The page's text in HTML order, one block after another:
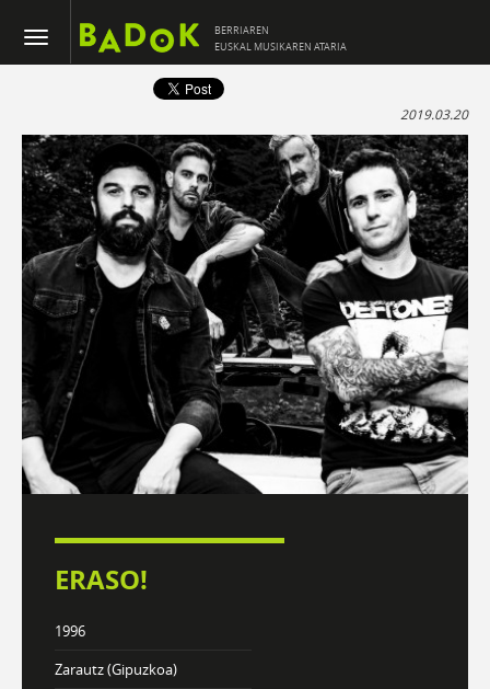
BERRIAREN
EUSKAL MUSIKAREN ATARIA
2019.03.20
ERASO!
1996
Zarautz (Gipuzkoa)